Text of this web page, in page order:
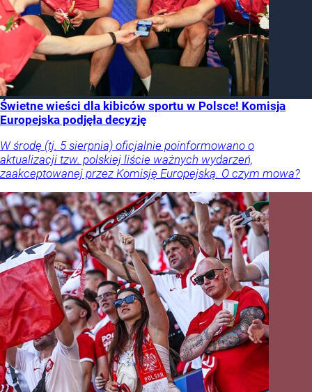
Świetne wieści dla kibiców sportu w Polsce! Komisja
Europejska podjęła decyzję
W środę (tj. 5 sierpnia) oficjalnie poinformowano o
aktualizacji tzw. polskiej liście ważnych wydarzeń,
zaakceptowanej przez Komisję Europejską. O czym mowa?